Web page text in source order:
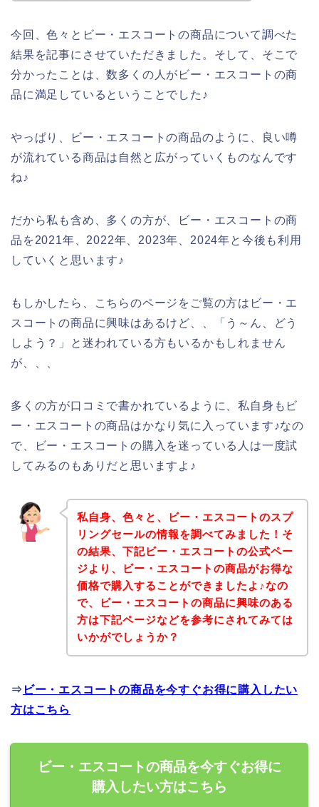
今回、色々とビー・エスコートの商品について調べた
結果を記事にさせていただきました。そして、そこで
分かったことは、数多くの人がビー・エスコートの商
品に満足しているということでした♪
やっぱり、ビー・エスコートの商品のように、良い噂
が流れている商品は自然と広がっていくものなんです
ね♪
だから私も含め、多くの方が、ビー・エスコートの商
品を2021年、2022年、2023年、2024年と今後も利用
していくと思います♪
もしかしたら、こちらのページをご覧の方はビー・エ
スコートの商品に興味はあるけど、、「う～ん、どう
しよう？」と迷われている方もいるかもしれません
が、、、
多くの方が口コミで書かれているように、私自身もビ
ー・エスコートの商品はかなり気に入っています♪なの
で、ビー・エスコートの購入を迷っている人は一度試
してみるのもありだと思いますよ♪
私自身、色々と、ビー・エスコートのスプ
リングセールの情報を調べてみました！そ
の結果、下記ビー・エスコートの公式ペー
ジより、ビー・エスコートの商品がお得な
価格で購入することができましたよ♪なの
で、ビー・エスコートの商品に興味のある
方は下記ページなどを参考にされてみては
いかがでしょうか？
⇒ ビー・エスコートの商品を今すぐお得に購入したい
方はこちら
ビー・エスコートの商品を今すぐお得に
購入したい方はこちら